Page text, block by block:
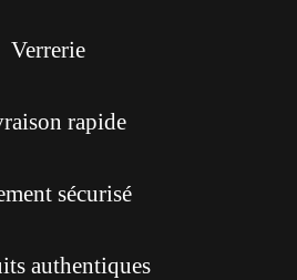
Verrerie
rapide
sécurisé
authentiques